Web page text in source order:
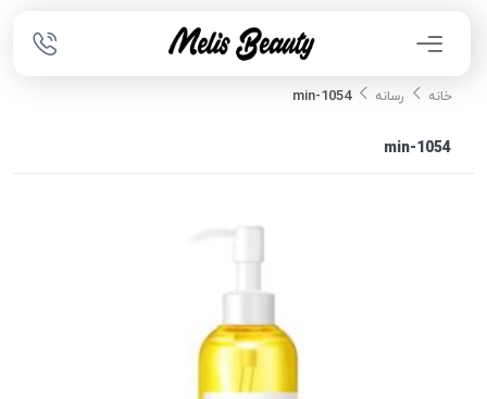
خانه رسانه 1054-min
1054-min